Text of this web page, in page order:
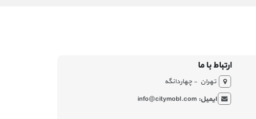
ارتباط با ما
تهران - چهاردانگه
ایمیل: info@citymobl.com